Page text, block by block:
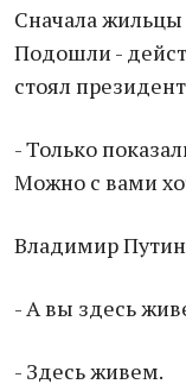
Сначала
Подошли -
стоял
- Только
Можно с вами
Владимир
- А вы здесь
- Здесь живем.